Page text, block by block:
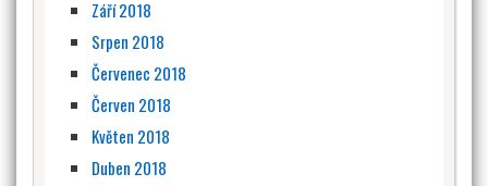
Září 2018
Srpen 2018
Červenec 2018
Červen 2018
Květen 2018
Duben 2018